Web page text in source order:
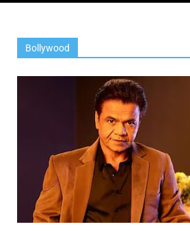
Bollywood